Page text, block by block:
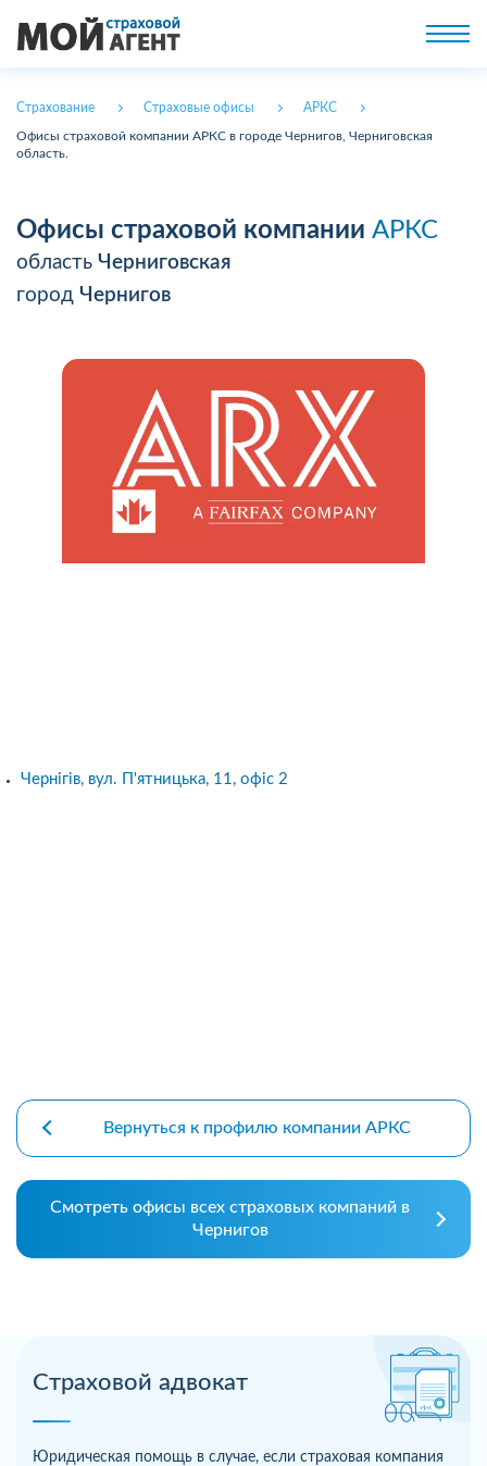
Страхование Страховые офисы АРКС
Офисы страховой компании АРКС в городе Чернигов, Черниговская
область.
Страховой адвокат
Юридическая помощь в случае, если страховая компания
Офисы страховой компании АРКС
область Черниговская
город Чернигов
Чернігів, вул. П'ятницька, 11, офіс 2
Вернуться к профилю компании АРКС
Смотреть офисы всех страховых компаний в
Чернигов